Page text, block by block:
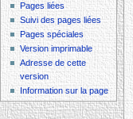
Pages liées
Suivi des pages liées
Pages spéciales
Version imprimable
Adresse de cette
version
Information sur la page